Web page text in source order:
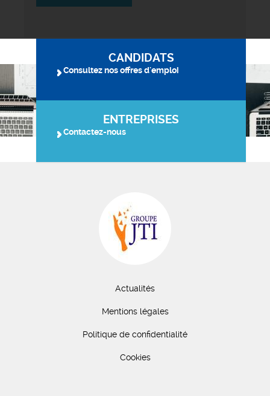
CANDIDATS
Consultez nos offres d'emploi
ENTREPRISES
Contactez-nous
Actualités
Mentions légales
Politique de confidentialité
Cookies